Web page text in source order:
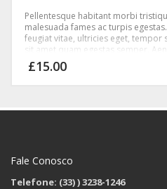
Pellentesque habitant morbi
malesuada fames ac turpis
feugiat vitae, ultricies eget, tempor
sit amet quam egestas semper.
Mauris placerat eleifend leo.
£15.00
Fale Conosco
Telefone: (33)) 3238-1246